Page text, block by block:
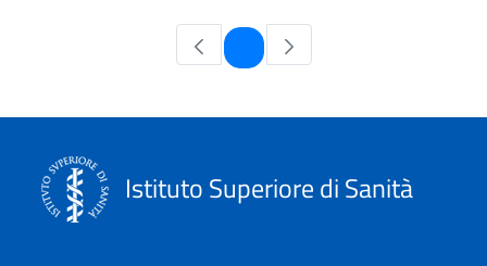
Pagina
Istituto Superiore di Sanità